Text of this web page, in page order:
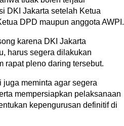
DKI Jakarta setelah Ketua
DPD maupun anggota AWPI.
karena DKI Jakarta
harus segera dilakukan
rapat pleno daring tersebut.
meminta agar segera
mempersiapkan pelaksanaan
kepengurusan definitif di